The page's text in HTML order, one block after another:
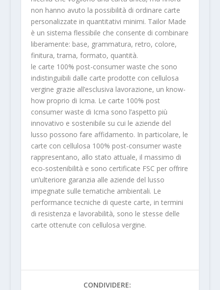
non hanno avuto la possibilità di ordinare carte
personalizzate in quantitativi minimi. Tailor Made
è un sistema flessibile che consente di combinare
liberamente: base, grammatura, retro, colore,
finitura, trama, formato, quantità.
le carte 100% post-consumer waste che sono
indistinguibili dalle carte prodotte con cellulosa
vergine grazie all’esclusiva lavorazione, un know-
how proprio di Icma. Le carte 100% post
consumer waste di Icma sono l’aspetto più
innovativo e sostenibile su cui le aziende del
lusso possono fare affidamento. In particolare, le
carte con cellulosa 100% post-consumer waste
rappresentano, allo stato attuale, il massimo di
eco-sostenibilità e sono certificate FSC per offrire
un’ulteriore garanzia alle aziende del lusso
impegnate sulle tematiche ambientali. Le
performance tecniche di queste carte, in termini
di resistenza e lavorabilità, sono le stesse delle
carte ottenute con cellulosa vergine.
CONDIVIDERE: